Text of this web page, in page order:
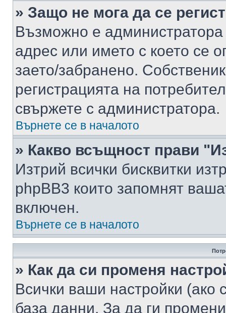
» Защо не мога да се
Възможно е
адрес или името с което се
заето/забранено.
регистрацията на
свържете с администратора.
Върнете се в началото
» Какво всъщност прави
Изтрий всички бисквитки
phpBB3 които запомнят
включен.
Върнете се в началото
» Как да си променя
Всички ваши настройки (ако
база данни. За да ги